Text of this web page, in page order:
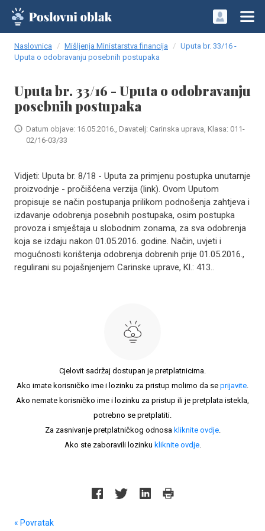
Naslovnica Mišljenja Ministarstva financija
Uputa br. 33/16 -
Uputa o odobravanju posebnih postupaka
Uputa br. 33/16 - Uputa o odobravanju
posebnih postupaka
Datum objave: 16.05.2016., Davatelj: Carinska uprava, Klasa: 011-
02/16-03/33
Vidjeti: Uputa br. 8/18 - Uputa za primjenu postupka unutarnje
proizvodnje - pročišćena verzija (link). Ovom Uputom
propisuje se način postupanja prilikom podnošenja zahtjeva i
izdavanje odobrenja posebnih postupaka, osim postupka
provoza i smještaja u slobodnim zonama, za sva odobrenja
koja se izdaju nakon 01.05.2016. godine. Način, uvjeti i
mogućnosti korištenja odobrenja dobrenih prije 01.05.2016.,
regulirani su pojašnjenjem Carinske uprave, Kl.: 413..
Cjelovit sadržaj dostupan je pretplatnicima.
Ako imate korisničko ime i lozinku za pristup molimo da se prijavite.
Ako nemate korisničko ime i lozinku za pristup ili je pretplata istekla,
potrebno se pretplatiti.
Za zasnivanje pretplatničkog odnosa kliknite ovdje.
Ako ste zaboravili lozinku kliknite ovdje.
« Povratak